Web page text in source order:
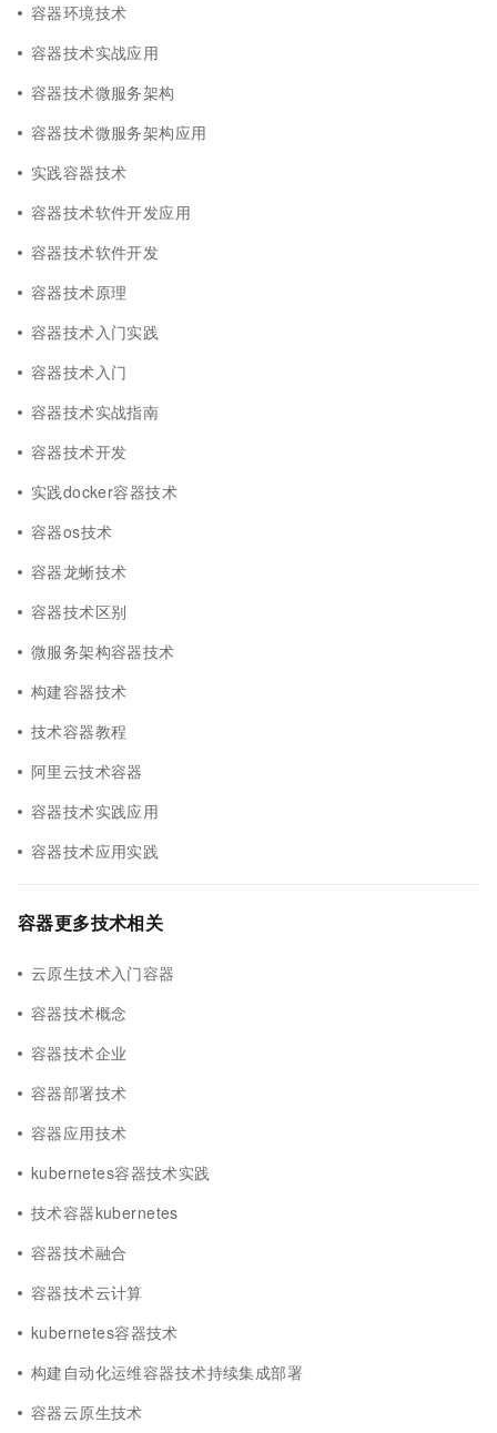
容器环境技术
容器技术实战应用
容器技术微服务架构
容器技术微服务架构应用
实践容器技术
容器技术软件开发应用
容器技术软件开发
容器技术原理
容器技术入门实践
容器技术入门
容器技术实战指南
容器技术开发
实践docker容器技术
容器os技术
容器龙蜥技术
容器技术区别
微服务架构容器技术
构建容器技术
技术容器教程
阿里云技术容器
容器技术实践应用
容器技术应用实践
容器更多技术相关
云原生技术入门容器
容器技术概念
容器技术企业
容器部署技术
容器应用技术
kubernetes容器技术实践
技术容器kubernetes
容器技术融合
容器技术云计算
kubernetes容器技术
构建自动化运维容器技术持续集成部署
容器云原生技术